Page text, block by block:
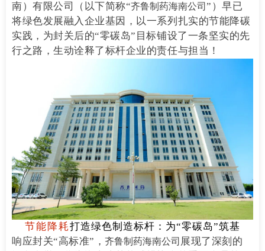
南）有限公司（以下简称“齐鲁制药海南公司”）早已
将绿色发展融入企业基因，以一系列扎实的节能降碳
实践，为封关后的“零碳岛”目标铺设了一条坚实的先
行之路，生动诠释了标杆企业的责任与担当！
节能降耗打造绿色制造标杆：为“零碳岛”筑基
响应封关“高标准”，齐鲁制药海南公司 展现了深刻的